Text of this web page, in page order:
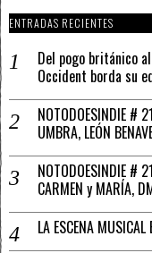
ENTRADAS RECIENTES
Del pogo británico
Occident borda su
NOTODOESINDIE #
UMBRA, LEÓN
NOTODOESINDIE #
CARMEN y MARÍA,
LA ESCENA